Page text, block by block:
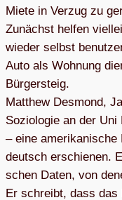
Miete in Ver­zug zu
Zunächst hel­fen
wie­der selbst
Auto als Woh­nung
Bür­ger­steig.
Matthew Des­mond,
Sozio­lo­gie an der Uni
– eine ame­ri­ka­ni­sche
deutsch erschie­nen.
schen Daten, von
Er schreibt, dass das